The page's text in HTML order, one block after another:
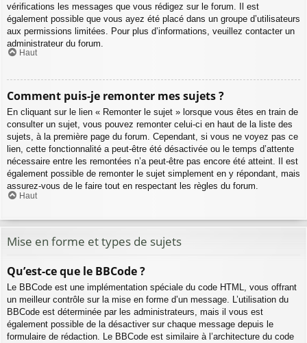
vérifications les messages que vous rédigez sur le forum. Il est
également possible que vous ayez été placé dans un groupe d’utilisateurs
aux permissions limitées. Pour plus d’informations, veuillez contacter un
administrateur du forum.
Haut
Comment puis-je remonter mes sujets ?
En cliquant sur le lien « Remonter le sujet » lorsque vous êtes en train de
consulter un sujet, vous pouvez remonter celui-ci en haut de la liste des
sujets, à la première page du forum. Cependant, si vous ne voyez pas ce
lien, cette fonctionnalité a peut-être été désactivée ou le temps d’attente
nécessaire entre les remontées n’a peut-être pas encore été atteint. Il est
également possible de remonter le sujet simplement en y répondant, mais
assurez-vous de le faire tout en respectant les règles du forum.
Haut
Mise en forme et types de sujets
Qu’est-ce que le BBCode ?
Le BBCode est une implémentation spéciale du code HTML, vous offrant
un meilleur contrôle sur la mise en forme d’un message. L’utilisation du
BBCode est déterminée par les administrateurs, mais il vous est
également possible de la désactiver sur chaque message depuis le
formulaire de rédaction. Le BBCode est similaire à l’architecture du code